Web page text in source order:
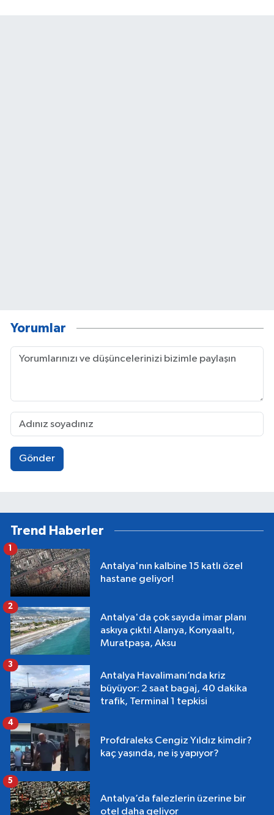
Yorumlar
Gönder
Trend Haberler
Antalya'nın kalbine 15 katlı özel
hastane geliyor!
1
Antalya'da çok sayıda imar planı
askıya çıktı! Alanya, Konyaaltı,
Muratpaşa, Aksu
2
Antalya Havalimanı’nda kriz
büyüyor: 2 saat bagaj, 40 dakika
trafik, Terminal 1 tepkisi
3
Profdraleks Cengiz Yıldız kimdir?
kaç yaşında, ne iş yapıyor?
4
Antalya’da falezlerin üzerine bir
otel daha geliyor
5